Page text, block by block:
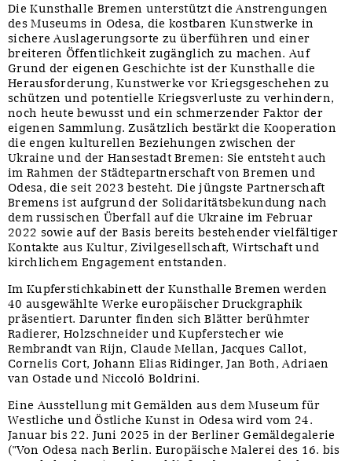
Die Kunsthalle Bremen unterstützt die Anstrengungen
des Museums in Odesa, die kostbaren Kunstwerke in
sichere Auslagerungsorte zu überführen und einer
breiteren Öffentlichkeit zugänglich zu machen. Auf
Grund der eigenen Geschichte ist der Kunsthalle die
Herausforderung, Kunstwerke vor Kriegsgeschehen zu
schützen und potentielle Kriegsverluste zu verhindern,
noch heute bewusst und ein schmerzender Faktor der
eigenen Sammlung. Zusätzlich bestärkt die Kooperation
die engen kulturellen Beziehungen zwischen der
Ukraine und der Hansestadt Bremen: Sie entsteht auch
im Rahmen der Städtepartnerschaft von Bremen und
Odesa, die seit 2023 besteht. Die jüngste Partnerschaft
Bremens ist aufgrund der Solidaritätsbekundung nach
dem russischen Überfall auf die Ukraine im Februar
2022 sowie auf der Basis bereits bestehender vielfältiger
Kontakte aus Kultur, Zivilgesellschaft, Wirtschaft und
kirchlichem Engagement entstanden.
Im Kupferstichkabinett der Kunsthalle Bremen werden
40 ausgewählte Werke europäischer Druckgraphik
präsentiert. Darunter finden sich Blätter berühmter
Radierer, Holzschneider und Kupferstecher wie
Rembrandt van Rijn, Claude Mellan, Jacques Callot,
Cornelis Cort, Johann Elias Ridinger, Jan Both, Adriaen
van Ostade und Niccoló Boldrini.
Eine Ausstellung mit Gemälden aus dem Museum für
Westliche und Östliche Kunst in Odesa wird vom 24.
Januar bis 22. Juni 2025 in der Berliner Gemäldegalerie
("Von Odesa nach Berlin. Europäische Malerei des 16. bis